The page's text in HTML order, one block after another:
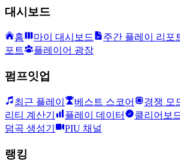
대시보드
홈 마이 대시보드 주간 플레이 리포
포트
플레이어 광장
펌프잇업
최근 플레이 베스트 스코어 경쟁 모
리티 계산기
플레이 데이터 클리어보
덤곡 생성기
PIU 채널
랭킹